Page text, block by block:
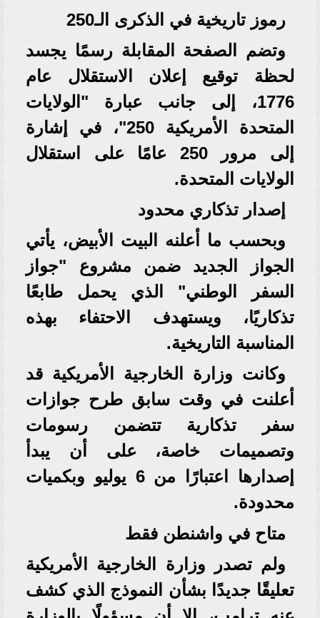
رموز تاريخية في الذكرى الـ250
وتضم الصفحة المقابلة رسمًا يجسد
لحظة توقيع إعلان الاستقلال عام
1776، إلى جانب عبارة "الولايات
المتحدة الأمريكية 250"، في إشارة
إلى مرور 250 عامًا على استقلال
الولايات المتحدة.
إصدار تذكاري محدود
وبحسب ما أعلنه البيت الأبيض، يأتي
الجواز الجديد ضمن مشروع "جواز
السفر الوطني" الذي يحمل طابعًا
تذكاريًا، ويستهدف الاحتفاء بهذه
المناسبة التاريخية.
وكانت وزارة الخارجية الأمريكية قد
أعلنت في وقت سابق طرح جوازات
سفر تذكارية تتضمن رسومات
وتصميمات خاصة، على أن يبدأ
إصدارها اعتبارًا من 6 يوليو وبكميات
محدودة.
متاح في واشنطن فقط
ولم تصدر وزارة الخارجية الأمريكية
تعليقًا جديدًا بشأن النموذج الذي كشف